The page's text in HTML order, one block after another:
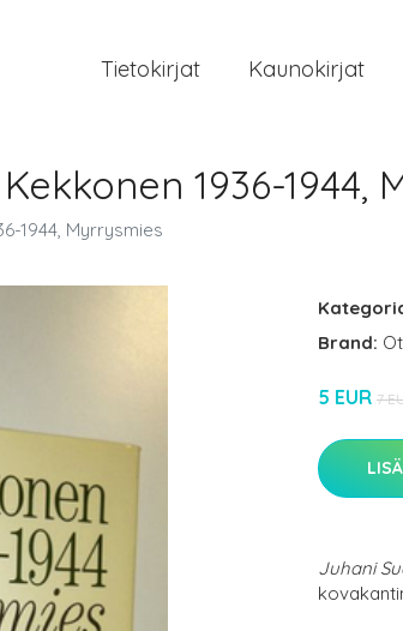
Tietokirjat Kaunokirjat
1936-1944,
1944, Myrrysmies
Brand:
5 EUR 7
Juhani